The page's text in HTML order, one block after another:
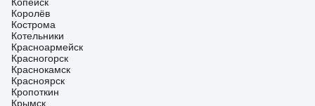
Королёв
Кострома
Котельники
Красноармейск
Красногорск
Краснокамск
Красноярск
Кропоткин
Крымск